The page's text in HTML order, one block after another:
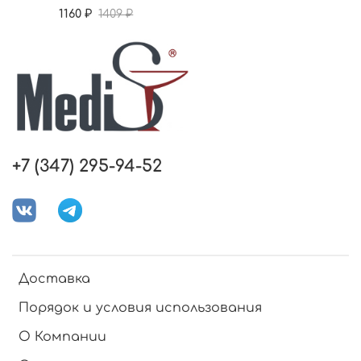
1160 ₽ 1409 ₽
Доставка
Порядок и условия использования
О Компании
+7 (347) 295-94-52